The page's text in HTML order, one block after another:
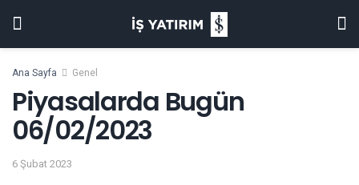
Ana Sayfa Genel
Piyasalarda Bugün
06/02/2023
6 Şubat 2023